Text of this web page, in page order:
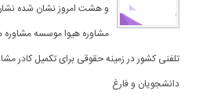
و هشت امروز نشان شده
مشاوره هیوا موسسه مشاوره
تلفنی کشور در زمینه حقوقی برای تکمیل کادر
دانشجویان و فارغ